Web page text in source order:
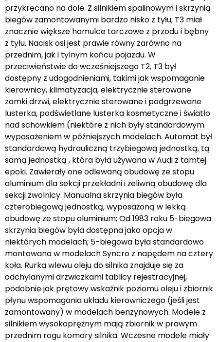
przykręcano na dole. Z silnikiem spalinowym i skrzynią
biegów zamontowanymi bardzo nisko z tyłu, T3 miał
znacznie większe hamulce tarczowe z przodu i bębny
z tyłu. Nacisk osi jest prawie równy zarówno na
przednim, jak i tylnym końcu pojazdu. W
przeciwieństwie do wcześniejszego T2, T3 był
dostępny z udogodnieniami, takimi jak wspomaganie
kierownicy, klimatyzacja, elektrycznie sterowane
zamki drzwi, elektrycznie sterowane i podgrzewane
lusterka, podświetlane lusterka kosmetyczne i światło
nad schowkiem (niektóre z nich były standardowym
wyposażeniem w późniejszych modelach. Automat był
standardową hydrauliczną trzybiegową jednostką, tą
samą jednostką , która była używana w Audi z tamtej
epoki. Zawierały one odlewaną obudowę ze stopu
aluminium dla sekcji przekładni i żeliwną obudowę dla
sekcji zwolnicy. Manualna skrzynia biegów była
czterobiegową jednostką, wyposażoną w lekką
obudowę ze stopu aluminium; Od 1983 roku 5-biegowa
skrzynia biegów była dostępna jako opcja w
niektórych modelach; 5-biegowa była standardowo
montowana w modelach Syncro z napędem na cztery
koła. Rurka wlewu oleju do silnika znajduje się za
odchylanymi drzwiczkami tablicy rejestracyjnej,
podobnie jak prętowy wskaźnik poziomu oleju i zbiornik
płynu wspomagania układu kierowniczego (jeśli jest
zamontowany) w modelach benzynowych. Modele z
silnikiem wysokoprężnym mają zbiornik w prawym
przednim rogu komory silnika. Wczesne modele miały